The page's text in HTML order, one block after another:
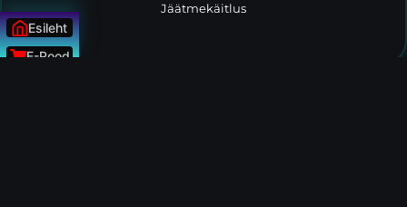
Jäätmekäitlus
Esileht
E-Pood